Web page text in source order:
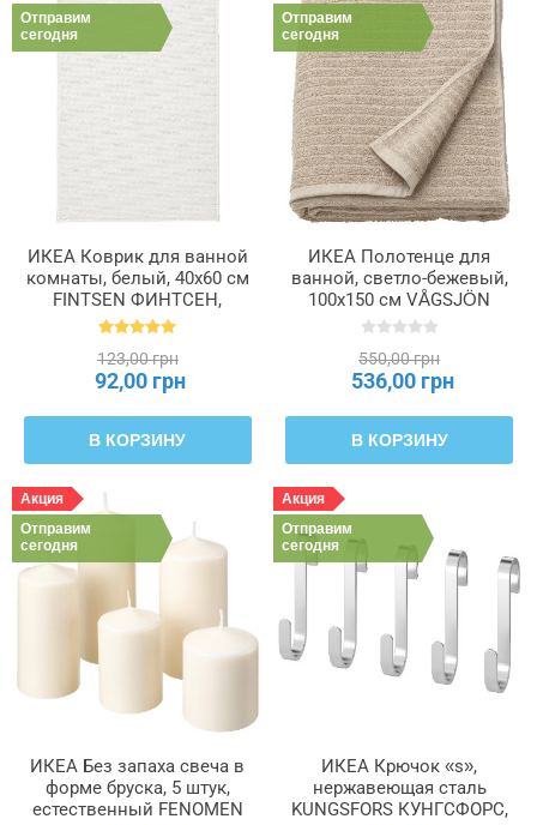
Отправим
сегодня
ИКЕА Коврик для ванной
комнаты, белый, 40x60 см
FINTSEN ФИНТСЕН,
904.437.05
123,00 грн
92,00 грн
В КОРЗИНУ
Отправим
сегодня
ИКЕА Полотенце для
ванной, светло-бежевый,
100x150 см VÅGSJÖN
ВОГШЁН, 806.073.68
550,00 грн
536,00 грн
В КОРЗИНУ
Акция
Отправим
сегодня
ИКЕА Без запаха свеча в
форме бруска, 5 штук,
естественный FENOMEN
Акция
Отправим
сегодня
ИКЕА Крючок «s»,
нержавеющая сталь
KUNGSFORS КУНГСФОРС,